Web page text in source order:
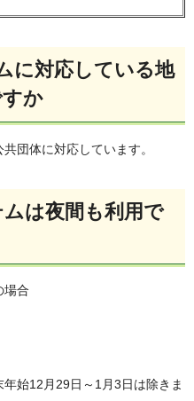
に対応している地
か
団体に対応しています。
は夜間も利用で
場合
始12月29日～1月3日は除きま